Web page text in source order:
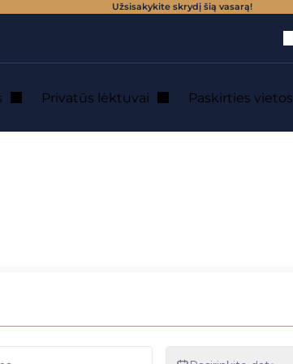
Užsisakykite skrydį šią vasarą!
Privatūs lėktuvai Paskirties vietos